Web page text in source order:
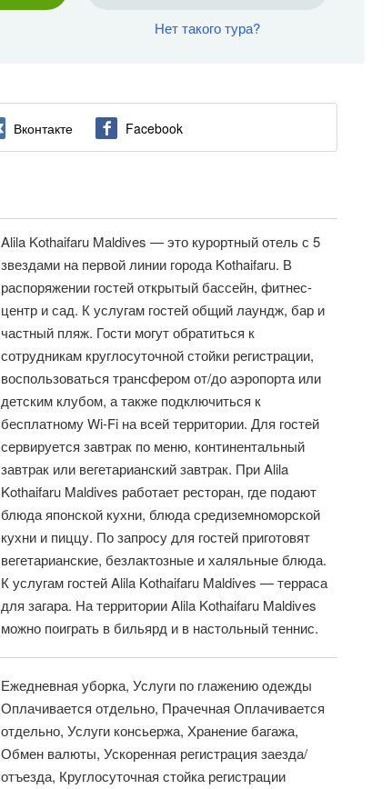
Нет такого тура?
Вконтакте Facebook
Alila Kothaifaru Maldives — это курортный отель с 5
звездами на первой линии города Kothaifaru. В
распоряжении гостей открытый бассейн, фитнес-
центр и сад. К услугам гостей общий лаундж, бар и
частный пляж. Гости могут обратиться к
сотрудникам круглосуточной стойки регистрации,
воспользоваться трансфером от/до аэропорта или
детским клубом, а также подключиться к
бесплатному Wi-Fi на всей территории. Для гостей
сервируется завтрак по меню, континентальный
завтрак или вегетарианский завтрак. При Alila
Kothaifaru Maldives работает ресторан, где подают
блюда японской кухни, блюда средиземноморской
кухни и пиццу. По запросу для гостей приготовят
вегетарианские, безлактозные и халяльные блюда.
К услугам гостей Alila Kothaifaru Maldives — терраса
для загара. На территории Alila Kothaifaru Maldives
можно поиграть в бильярд и в настольный теннис.
Ежедневная уборка, Услуги по глажению одежды
Оплачивается отдельно, Прачечная Оплачивается
отдельно, Услуги консьержа, Хранение багажа,
Обмен валюты, Ускоренная регистрация заезда/
отъезда, Круглосуточная стойка регистрации